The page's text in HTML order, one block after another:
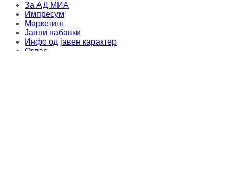
За АД МИА
Импресум
Маркетинг
Јавни набавки
Инфо од јавен карактер
Оглас